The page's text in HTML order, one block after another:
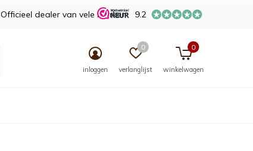
inloggen verlanglijst
0
winkelwagen
0
Officieel dealer van vele merken 9.2